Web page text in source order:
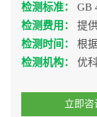
检测标准：
GB
检测费用：
提
检测时间：
根
检测机构：
优
立即咨